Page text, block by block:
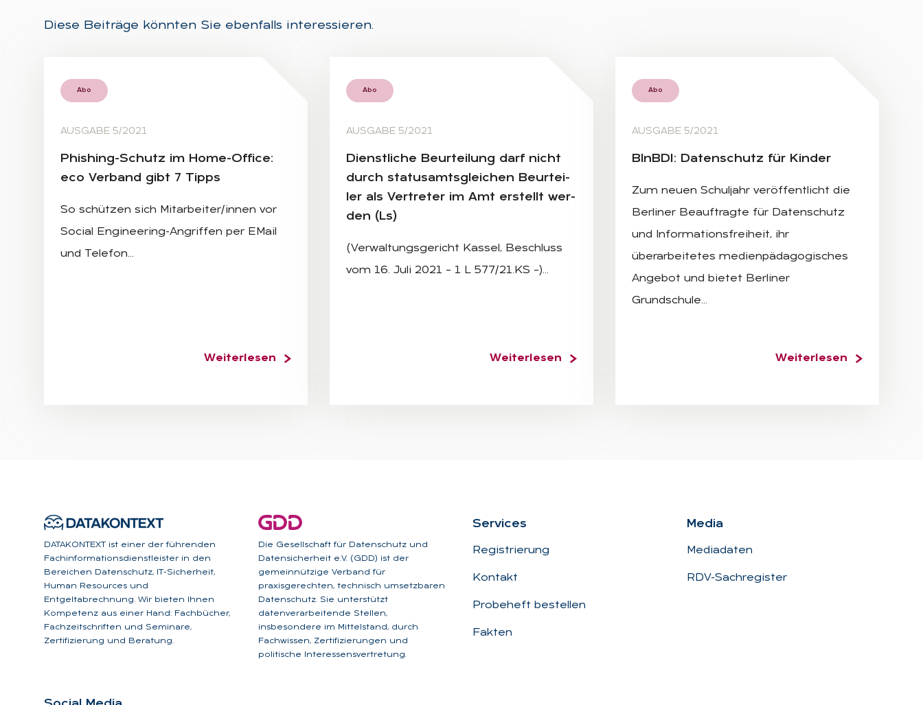
Diese Beiträge könnten Sie ebenfalls interessieren.
Abo
AUSGABE 5/2021
Phis­hing-Schutz im Home-Of­fice:
eco Ver­band gibt 7 Tipps
So schützen sich Mitarbeiter/innen vor
Social Engineering-Angriffen per EMail
und Telefon…
Weiterlesen
Abo
AUSGABE 5/2021
Dienst­li­che Be­ur­tei­lung darf nicht
durch sta­tusamts­glei­chen Be­ur­tei­
ler als Ver­tre­ter im Amt er­stellt wer­
den (Ls)
(Verwaltungsgericht Kassel, Beschluss
vom 16. Juli 2021 – 1 L 577/21.KS –)…
Weiterlesen
Abo
AUSGABE 5/2021
Bln­B­DI: Da­ten­schutz für Kin­der
Zum neuen Schuljahr veröffentlicht die
Berliner Beauftragte für Datenschutz
und Informationsfreiheit, ihr
überarbeitetes medienpädagogisches
Angebot und bietet Berliner
Grundschule…
Weiterlesen
DATAKONTEXT ist einer der führenden
Fachinformationsdienstleister in den
Bereichen Datenschutz, IT-Sicherheit,
Human Resources und
Entgeltabrechnung. Wir bieten Ihnen
Kompetenz aus einer Hand: Fachbücher,
Fachzeitschriften und Seminare,
Zertifizierung und Beratung.
Die Gesellschaft für Datenschutz und
Datensicherheit e.V. (GDD) ist der
gemeinnützige Verband für
praxisgerechten, technisch umsetzbaren
Datenschutz. Sie unterstützt
datenverarbeitende Stellen,
insbesondere im Mittelstand, durch
Fachwissen, Zertifizierungen und
politische Interessensvertretung.
Ser­vices
Registrierung
Kontakt
Probeheft bestellen
Fakten
Me­dia
Mediadaten
RDV-Sachregister